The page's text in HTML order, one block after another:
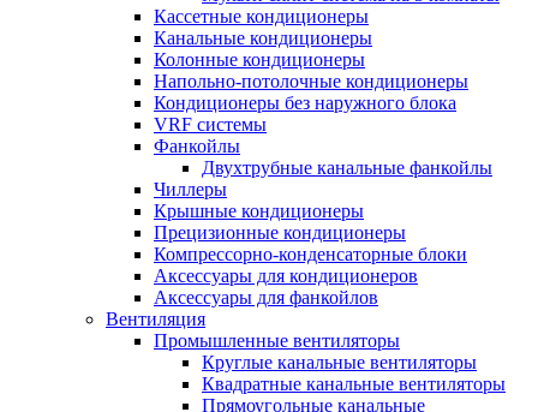
Кассетные кондиционеры
Канальные кондиционеры
Колонные кондиционеры
Напольно-потолочные кондиционеры
Кондиционеры без наружного блока
VRF системы
Фанкойлы
Двухтрубные канальные фанкойлы
Чиллеры
Крышные кондиционеры
Прецизионные кондиционеры
Компрессорно-конденсаторные блоки
Аксессуары для кондиционеров
Аксессуары для фанкойлов
Вентиляция
Промышленные вентиляторы
Круглые канальные вентиляторы
Квадратные канальные вентиляторы
Прямоугольные канальные